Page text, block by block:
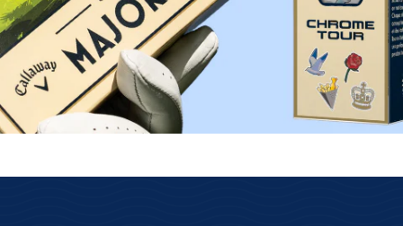
Rychlé odeslání
Skladové zboží nejpozději